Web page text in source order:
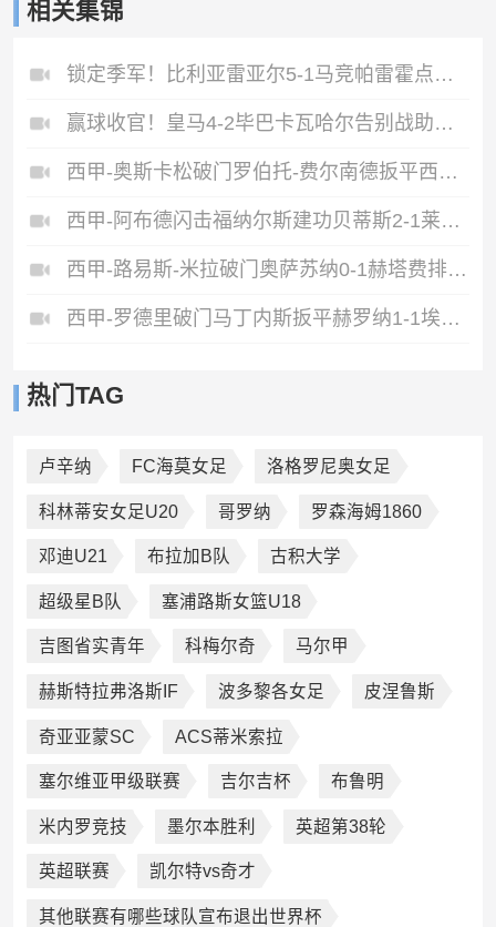
相关集锦
锁定季军！比利亚雷亚尔5-1马竞帕雷霍点射佩雷斯两射一传
赢球收官！皇马4-2毕巴卡瓦哈尔告别战助攻姆巴佩贝林厄姆破门
西甲-奥斯卡松破门罗伯托-费尔南德扳平西班牙人1-1皇家社会
西甲-阿布德闪击福纳尔斯建功贝蒂斯2-1莱万特
西甲-路易斯-米拉破门奥萨苏纳0-1赫塔费排第17惊险保级
西甲-罗德里破门马丁内斯扳平赫罗纳1-1埃尔切惨遭降级
热门TAG
卢辛纳 FC海莫女足 洛格罗尼奥女足
科林蒂安女足U20 哥罗纳 罗森海姆1860
邓迪U21 布拉加B队 古积大学
超级星B队 塞浦路斯女篮U18
吉图省实青年 科梅尔奇 马尔甲
赫斯特拉弗洛斯IF 波多黎各女足 皮涅鲁斯
奇亚亚蒙SC ACS蒂米索拉
塞尔维亚甲级联赛 吉尔吉杯 布鲁明
米内罗竞技 墨尔本胜利 英超第38轮
英超联赛 凯尔特vs奇才
其他联赛有哪些球队宣布退出世界杯